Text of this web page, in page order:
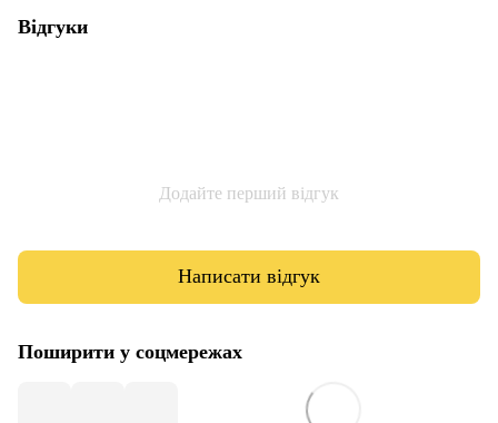
Відгуки
Додайте перший відгук
Написати відгук
Поширити у соцмережах